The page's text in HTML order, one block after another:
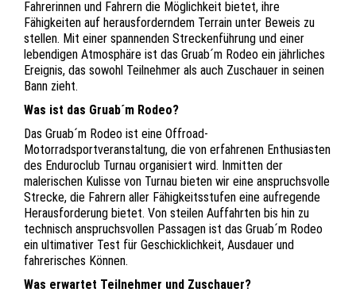
Fahrerinnen und Fahrern die Möglichkeit bietet, ihre
Fähigkeiten auf herausforderndem Terrain unter Beweis zu
stellen. Mit einer spannenden Streckenführung und einer
lebendigen Atmosphäre ist das Gruab´m Rodeo ein jährliches
Ereignis, das sowohl Teilnehmer als auch Zuschauer in seinen
Bann zieht.
Was ist das Gruab´m Rodeo?
Das Gruab´m Rodeo ist eine Offroad-
Motorradsportveranstaltung, die von erfahrenen Enthusiasten
des Enduroclub Turnau organisiert wird. Inmitten der
malerischen Kulisse von Turnau bieten wir eine anspruchsvolle
Strecke, die Fahrern aller Fähigkeitsstufen eine aufregende
Herausforderung bietet. Von steilen Auffahrten bis hin zu
technisch anspruchsvollen Passagen ist das Gruab´m Rodeo
ein ultimativer Test für Geschicklichkeit, Ausdauer und
fahrerisches Können.
Was erwartet Teilnehmer und Zuschauer?